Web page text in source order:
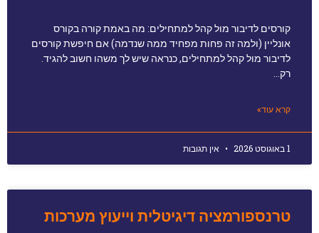
קורסים לדיבור מול קהל למתחילים: מה באמת קורה בקורס
אונליין (ולמה זה פחות מפחיד ממה שנדמה) אם חיפשת קורסים
לדיבור מול קהל למתחילים, כנראה שיש לך משהו חשוב להגיד.
רק…
קרא עוד»
1 באוגוסט 2026 אין תגובות
טרנספורמציה דיגיטלית וייעוץ מערכות